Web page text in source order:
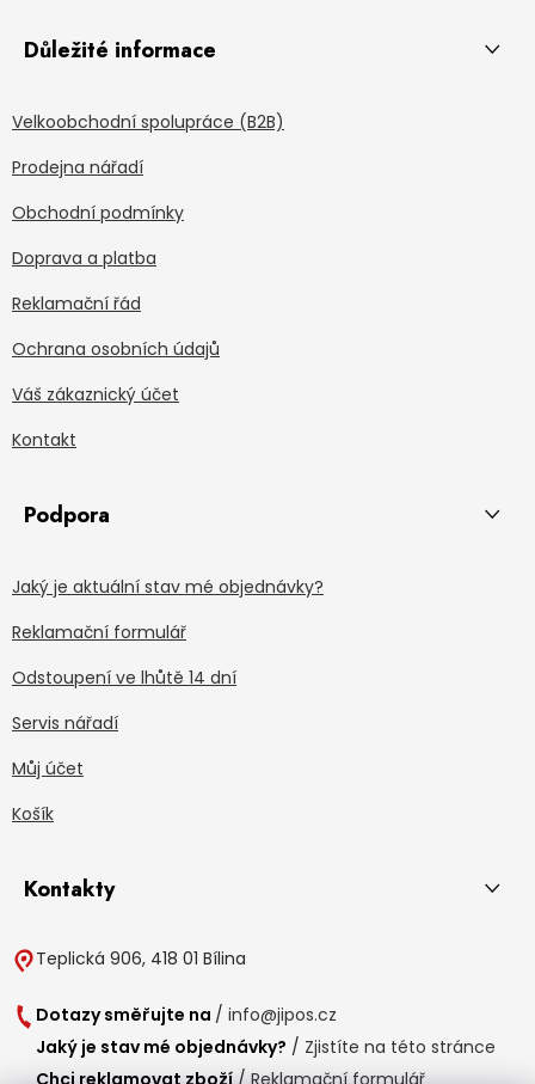
Důležité informace
Velkoobchodní spolupráce (B2B)
Prodejna nářadí
Obchodní podmínky
Doprava a platba
Reklamační řád
Ochrana osobních údajů
Váš zákaznický účet
Kontakt
Podpora
Jaký je aktuální stav mé objednávky?
Reklamační formulář
Odstoupení ve lhůtě 14 dní
Servis nářadí
Můj účet
Košík
Kontakty
Teplická 906, 418 01 Bílina
Dotazy směřujte na / info@jipos.cz
Jaký je stav mé objednávky? / Zjistíte na této stránce